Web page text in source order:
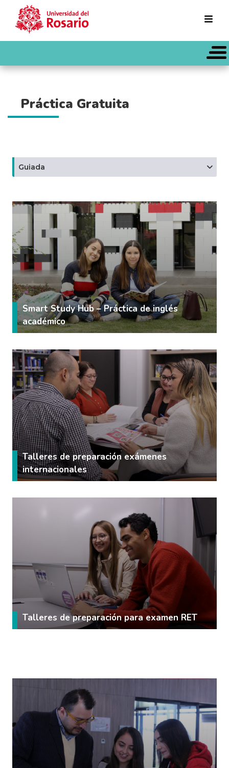
Práctica Gratuita
Guiada
Smart Study Hub – Práctica de inglés
académico
Talleres de preparación exámenes
internacionales
Talleres de preparación para examen RET